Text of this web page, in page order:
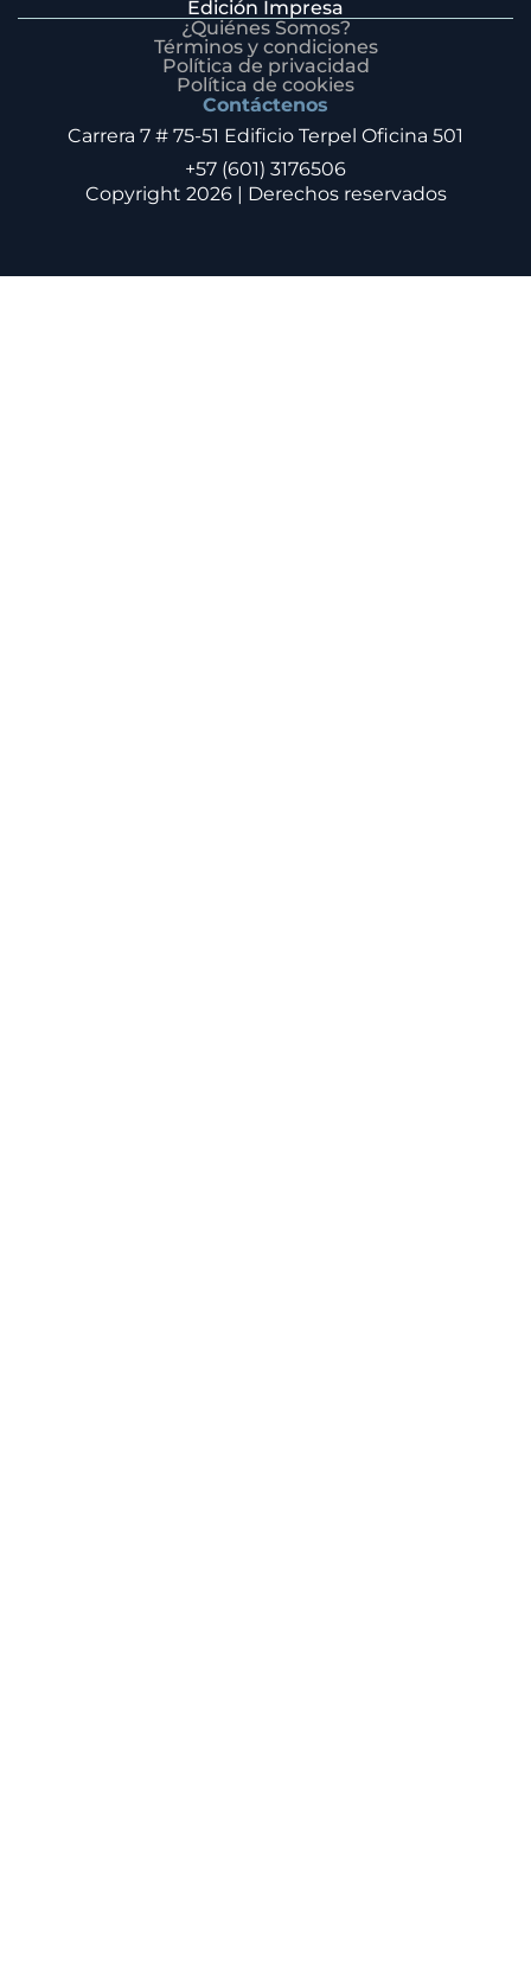
Edición Impresa
¿Quiénes Somos?
Términos y condiciones
Política de privacidad
Política de cookies
Contáctenos
Carrera 7 # 75-51 Edificio Terpel Oficina 501
+57 (601) 3176506
Copyright 2026 | Derechos reservados